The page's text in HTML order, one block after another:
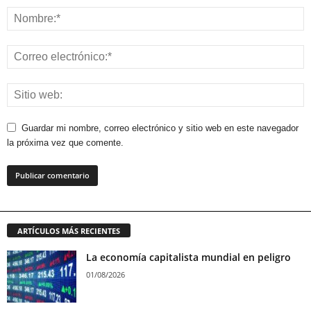
Guardar mi nombre, correo electrónico y sitio web en este navegador
la próxima vez que comente.
ARTÍCULOS MÁS RECIENTES
La economía capitalista mundial en peligro
01/08/2026